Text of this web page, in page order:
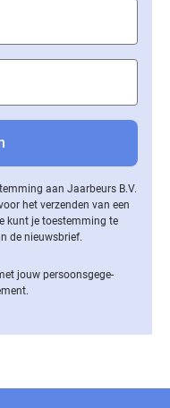
aan Jaarbeurs B.V.
het verzenden van een
kunt je toestemming te
de nieuwsbrief.
jouw per­soons­ge­ge­